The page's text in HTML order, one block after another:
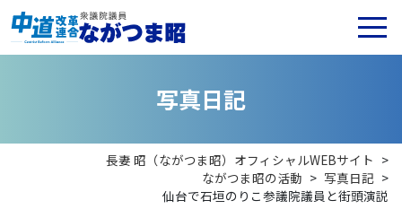
写真日記
長妻 昭（ながつま昭）オフィシャルWEBサイト >
ながつま昭の活動 > 写真日記 >
仙台で石垣のりこ参議院議員と街頭演説